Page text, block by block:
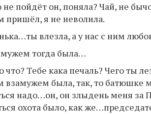
не пойдёт он, поняла? Чай, не
пришёл, я не неволила.
влезла, а у нас с ним
тогда была…
что? Тебе кака печаль? Чего ты
взамужем была, так, то батюшке
надо…он, он злыдень меня за
охота было, как